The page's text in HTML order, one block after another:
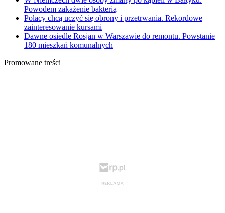
Powodem zakażenie bakterią
Polacy chcą uczyć się obrony i przetrwania. Rekordowe
zainteresowanie kursami
Dawne osiedle Rosjan w Warszawie do remontu. Powstanie
180 mieszkań komunalnych
Promowane treści